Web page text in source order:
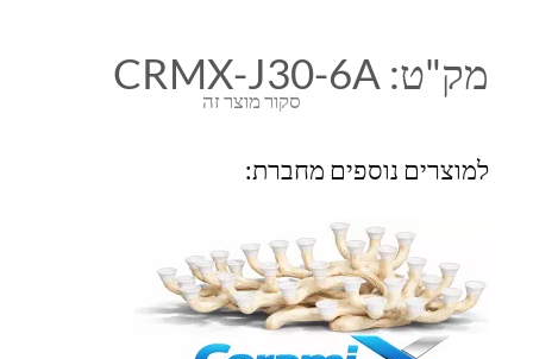
סקור מוצר זה
מק"ט: CRMX-J30-6A
למוצרים נוספים מחברת: